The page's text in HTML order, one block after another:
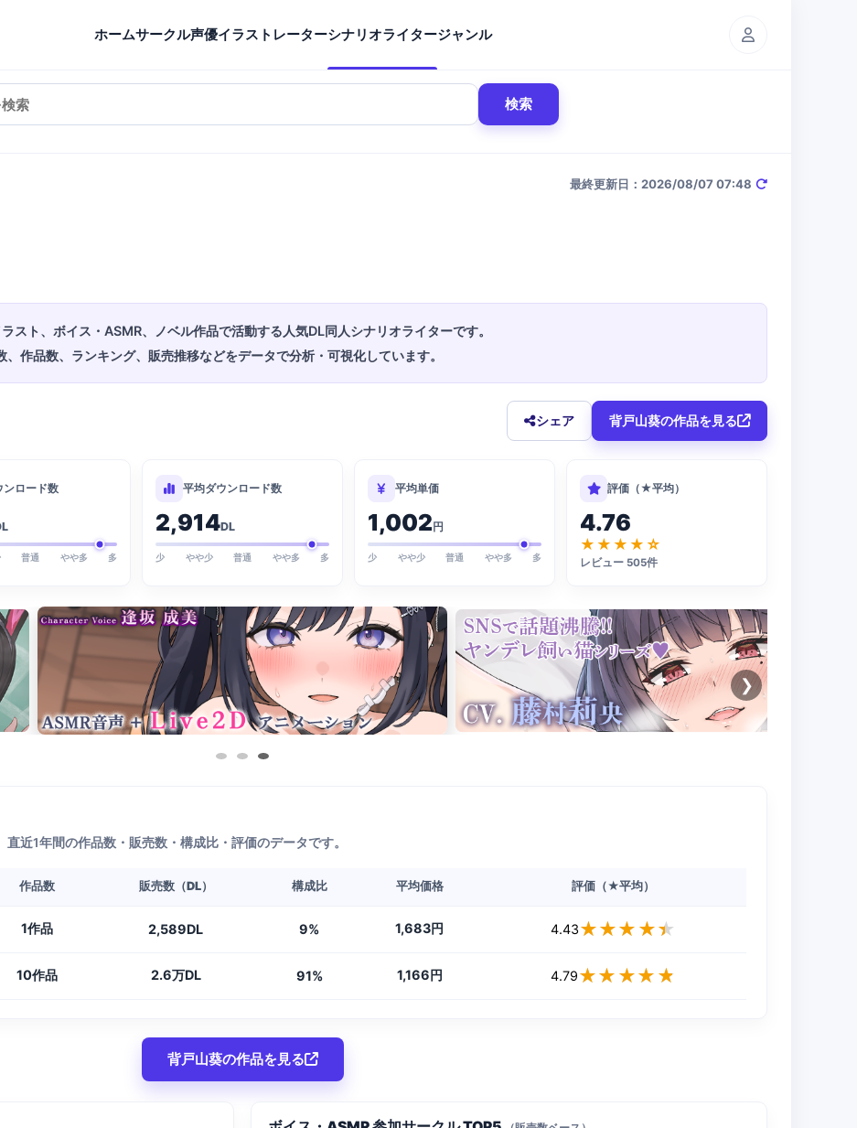
ホームサークル声優イラストレーターシナリオライタージャンル
検索
最終更新日：2026/08/07 07:48
スト、ボイス・ASMR、ノベル作品で活動する人気DL同人シナリオライターです。
作品数、ランキング、販売推移などをデータで分析・可視化しています。
シェア 背戸山葵の作品を見る
ンロード数
普通 やや多 多
平均ダウンロード数
2,914DL
少 やや少 普通 やや多 多
平均単価
1,002円
少 やや少 普通 やや多 多
評価（★平均）
4.76
★★★★☆
レビュー 505件
❯
近1年間の作品数・販売数・構成比・評価のデータです。
作品数 販売数（DL） 構成比 平均価格 評価（★平均）
1作品 2,589DL 9% 1,683円 4.43★★★★★
★★★★★
10作品 2.6万DL 91% 1,166円 4.79★★★★★
★★★★★
背戸山葵の作品を見る